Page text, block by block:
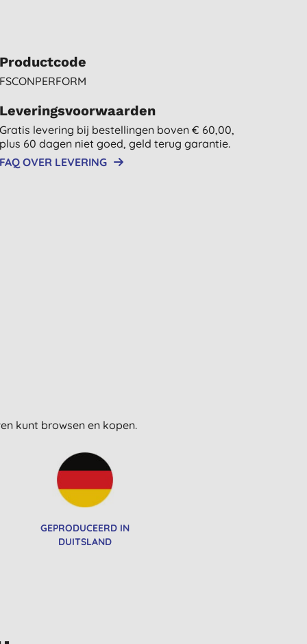
Productcode
FSCONPERFORM
Leveringsvoorwaarden
Gratis levering bij bestellingen boven € 60,00,
plus 60 dagen niet goed, geld terug garantie.
FAQ OVER LEVERING
kunt browsen en kopen.
GEPRODUCEERD IN
DUITSLAND